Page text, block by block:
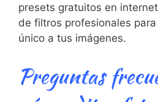
presets gratuitos en
de ​filtros profesionales
único ⁤a tus imágenes.
Preguntas